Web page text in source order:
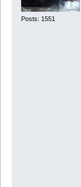
Posts: 1551